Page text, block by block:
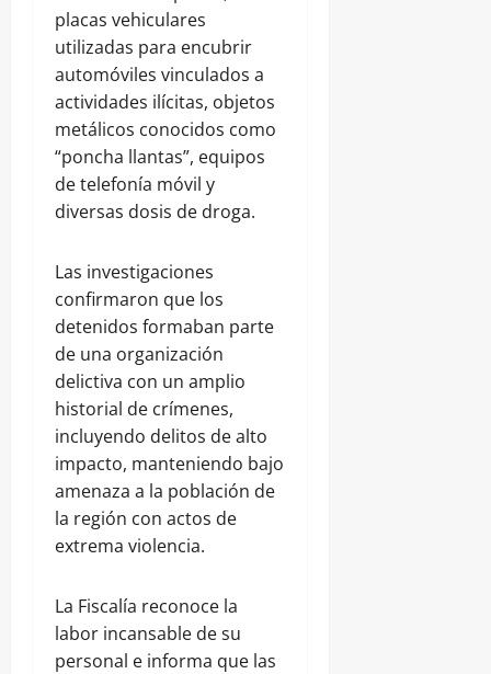
placas vehiculares
utilizadas para encubrir
automóviles vinculados a
actividades ilícitas, objetos
metálicos conocidos como
“poncha llantas”, equipos
de telefonía móvil y
diversas dosis de droga.
Las investigaciones
confirmaron que los
detenidos formaban parte
de una organización
delictiva con un amplio
historial de crímenes,
incluyendo delitos de alto
impacto, manteniendo bajo
amenaza a la población de
la región con actos de
extrema violencia.
La Fiscalía reconoce la
labor incansable de su
personal e informa que las